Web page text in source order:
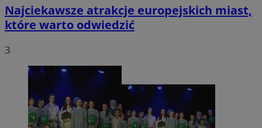
Najciekawsze atrakcje europejskich miast,
które warto odwiedzić
3